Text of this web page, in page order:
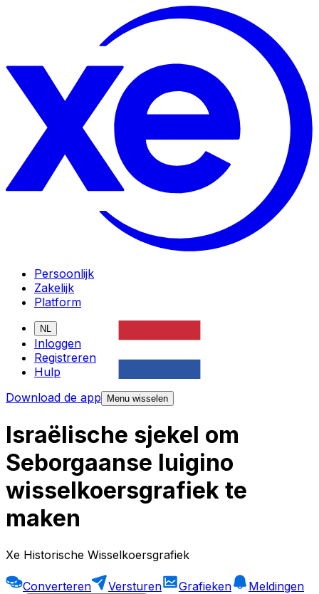
Persoonlijk
Zakelijk
Platform
NL
Inloggen
Registreren
Hulp
Download de app
Menu wisselen
Israëlische sjekel om
Seborgaanse luigino
wisselkoersgrafiek te
maken
Xe Historische Wisselkoersgrafiek
Converteren Versturen Grafieken
Meldingen